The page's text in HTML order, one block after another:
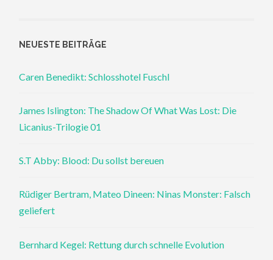
NEUESTE BEITRÄGE
Caren Benedikt: Schlosshotel Fuschl
James Islington: The Shadow Of What Was Lost: Die
Licanius-Trilogie 01
S.T Abby: Blood: Du sollst bereuen
Rüdiger Bertram, Mateo Dineen: Ninas Monster: Falsch
geliefert
Bernhard Kegel: Rettung durch schnelle Evolution